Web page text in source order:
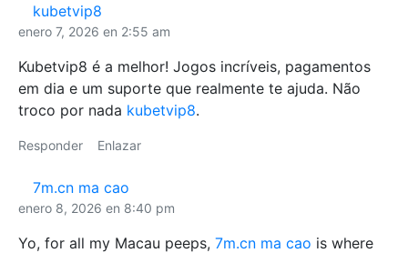
kubetvip8
enero 7, 2026 en 2:55 am
Kubetvip8 é a melhor! Jogos incríveis, pagamentos
em dia e um suporte que realmente te ajuda. Não
troco por nada kubetvip8.
Responder Enlazar
7m.cn ma cao
enero 8, 2026 en 8:40 pm
Yo, for all my Macau peeps, 7m.cn ma cao is where